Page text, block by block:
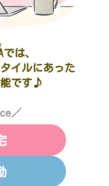
では、
イルにあった
です♪
／